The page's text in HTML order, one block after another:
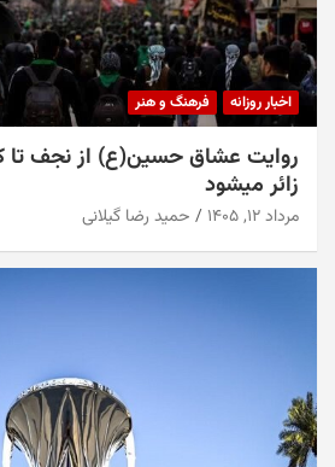
اخبار روزانه فرهنگ و هنر
روایت عشاق حسین(ع) از نجف تا
زائر میشود
مرداد ۱۲, ۱۴۰۵ حمید رضا گیلانی